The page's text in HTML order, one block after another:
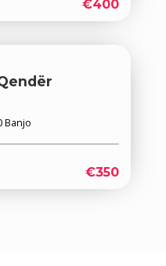
€400
Banjo
€350